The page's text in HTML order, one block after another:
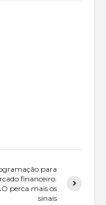
para
financeiro:
perca mais os
sinais